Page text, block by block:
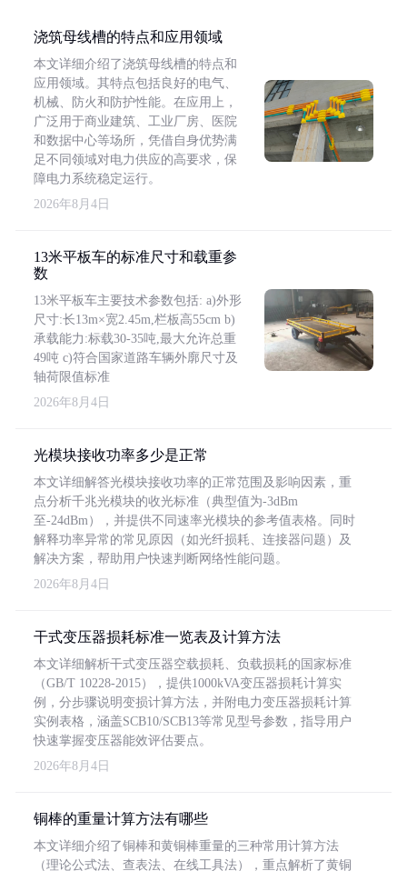
浇筑母线槽的特点和应用领域
本文详细介绍了浇筑母线槽的特点和
应用领域。其特点包括良好的电气、
机械、防火和防护性能。在应用上，
广泛用于商业建筑、工业厂房、医院
和数据中心等场所，凭借自身优势满
足不同领域对电力供应的高要求，保
障电力系统稳定运行。
2026年8月4日
13米平板车的标准尺寸和载重参
数
13米平板车主要技术参数包括: a)外形
尺寸:长13m×宽2.45m,栏板高55cm b)
承载能力:标载30-35吨,最大允许总重
49吨 c)符合国家道路车辆外廓尺寸及
轴荷限值标准
2026年8月4日
光模块接收功率多少是正常
本文详细解答光模块接收功率的正常范围及影响因素，重
点分析千兆光模块的收光标准（典型值为-3dBm
至-24dBm），并提供不同速率光模块的参考值表格。同时
解释功率异常的常见原因（如光纤损耗、连接器问题）及
解决方案，帮助用户快速判断网络性能问题。
2026年8月4日
干式变压器损耗标准一览表及计算方法
本文详细解析干式变压器空载损耗、负载损耗的国家标准
（GB/T 10228-2015），提供1000kVA变压器损耗计算实
例，分步骤说明变损计算方法，并附电力变压器损耗计算
实例表格，涵盖SCB10/SCB13等常见型号参数，指导用户
快速掌握变压器能效评估要点。
2026年8月4日
铜棒的重量计算方法有哪些
本文详细介绍了铜棒和黄铜棒重量的三种常用计算方法
（理论公式法、查表法、在线工具法），重点解析了黄铜